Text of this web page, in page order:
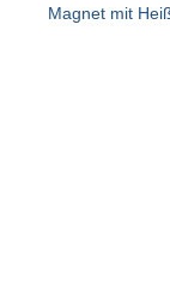
Magnet mit